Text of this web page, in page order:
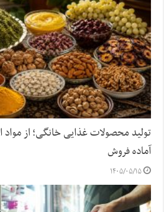
تولید محصولات غذایی خانگی؛ از مواد
آماده فروش
۱۴۰۵/۰۵/۱۵